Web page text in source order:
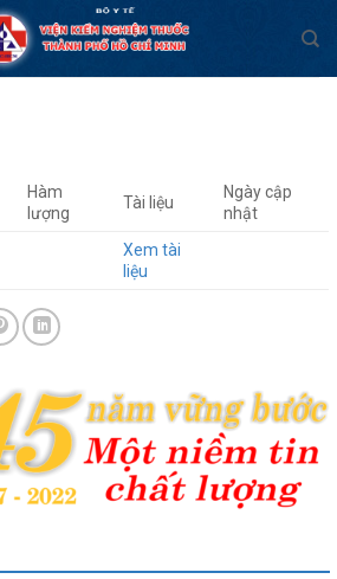
Hàm
lượng
Tài liệu
Ngày cập
nhật
Xem tài
liệu